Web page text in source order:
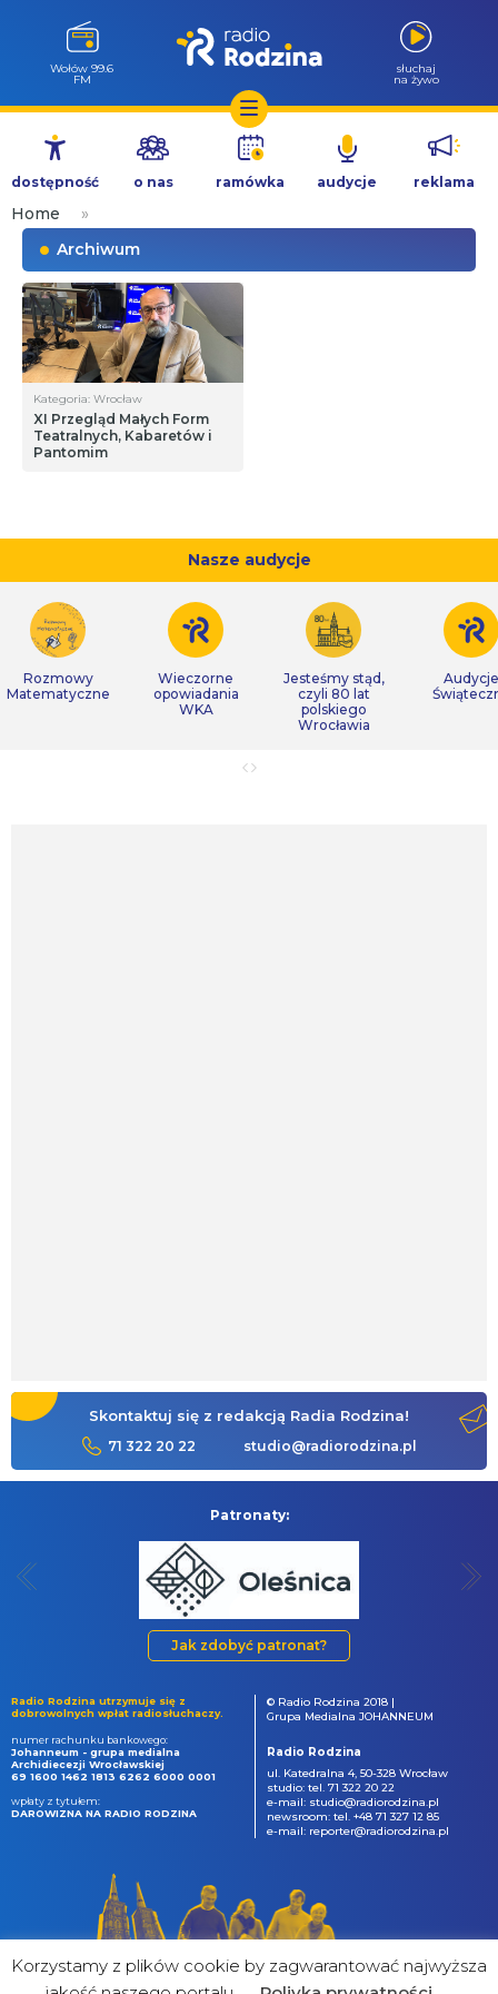
Przejdź
treści
Wołów 99.6
FM
słuchaj
na żywo
dostępność o nas ramówka audycje reklama
Home
»
Archiwum
Kategoria: Wrocław
XI Przegląd Małych Form
Teatralnych, Kabaretów i
Pantomim
Nasze audycje
Rozmowy
Matematyczne
Wieczorne
opowiadania
WKA
Jesteśmy stąd,
czyli 80 lat
polskiego
Wrocławia
Audycje
Skontaktuj się z redakcją Radia Rodzina!
71 322 20 22 studio@radiorodzina.pl
Patronaty:
Jak zdobyć patronat?
Radio Rodzina utrzymuje się z
dobrowolnych wpłat radiosłuchaczy.
numer rachunku bankowego:
Johanneum - grupa medialna
Archidiecezji Wrocławskiej
69 1600 1462 1813 6262 6000 0001
wpłaty z tytułem:
DAROWIZNA NA RADIO RODZINA
© Radio Rodzina 2018 |
Grupa Medialna JOHANNEUM
Radio Rodzina
ul. Katedralna 4, 50-328 Wrocław
studio: tel. 71 322 20 22
e-mail: studio@radiorodzina.pl
newsroom: tel. +48 71 327 12 85
e-mail: reporter@radiorodzina.pl
Korzystamy z plików cookie by zagwarantować najwyższa